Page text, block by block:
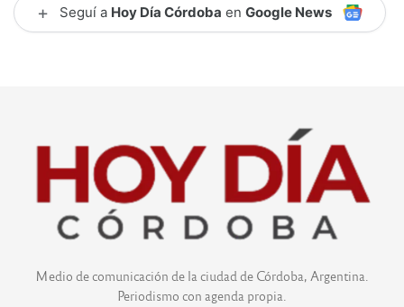
+ Seguí a Hoy Día Córdoba en Google News
Medio de comunicación de la ciudad de Córdoba, Argentina.
Periodismo con agenda propia.